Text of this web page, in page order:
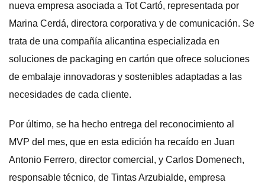
nueva empresa asociada a Tot Cartó, representada por
Marina Cerdá, directora corporativa y de comunicación. Se
trata de una compañía alicantina especializada en
soluciones de packaging en cartón que ofrece soluciones
de embalaje innovadoras y sostenibles adaptadas a las
necesidades de cada cliente.
Por último, se ha hecho entrega del reconocimiento al
MVP del mes, que en esta edición ha recaído en Juan
Antonio Ferrero, director comercial, y Carlos Domenech,
responsable técnico, de Tintas Arzubialde, empresa